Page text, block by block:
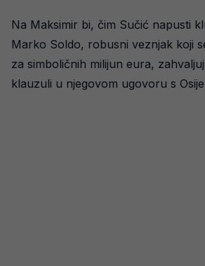
Na Maksimir bi, čim Sučić napusti
Marko Soldo, robusni veznjak koji
za simboličnih milijun eura,
klauzuli u njegovom ugovoru s